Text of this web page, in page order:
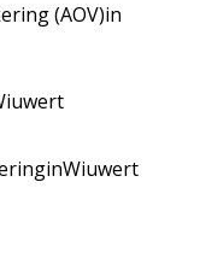
(AOV)in
inWiuwert